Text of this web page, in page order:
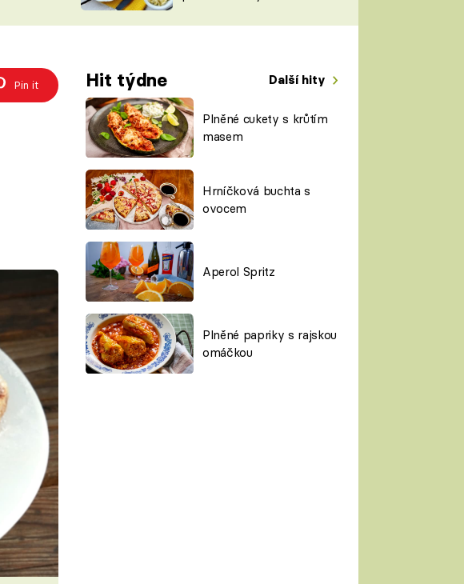
ŠÉFREDAKTORKY
ČASOPIS
Pin it Hit týdne Další hity
Plněné cukety s krůtím
masem
Hrníčková buchta s
ovocem
Aperol Spritz
Plněné papriky s rajskou
omáčkou